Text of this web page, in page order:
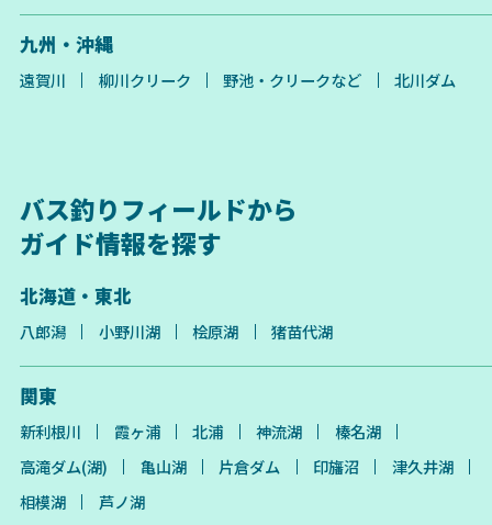
九州・沖縄
遠賀川 柳川クリーク 野池・クリークなど 北川ダム
バス釣りフィールドから
ガイド情報を探す
北海道・東北
八郎潟 小野川湖 桧原湖 猪苗代湖
関東
新利根川 霞ヶ浦 北浦 神流湖
榛名湖
高滝ダム(湖)
亀山湖 片倉ダム 印旛沼
津久井湖
相模湖
芦ノ湖